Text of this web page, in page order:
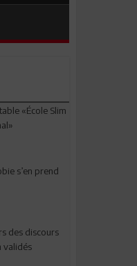
«École Slim
s’en prend
des discours
validés